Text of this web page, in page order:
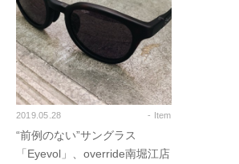
2019.05.28 - Item
“前例のない”サングラス
「Eyevol」、override南堀江店